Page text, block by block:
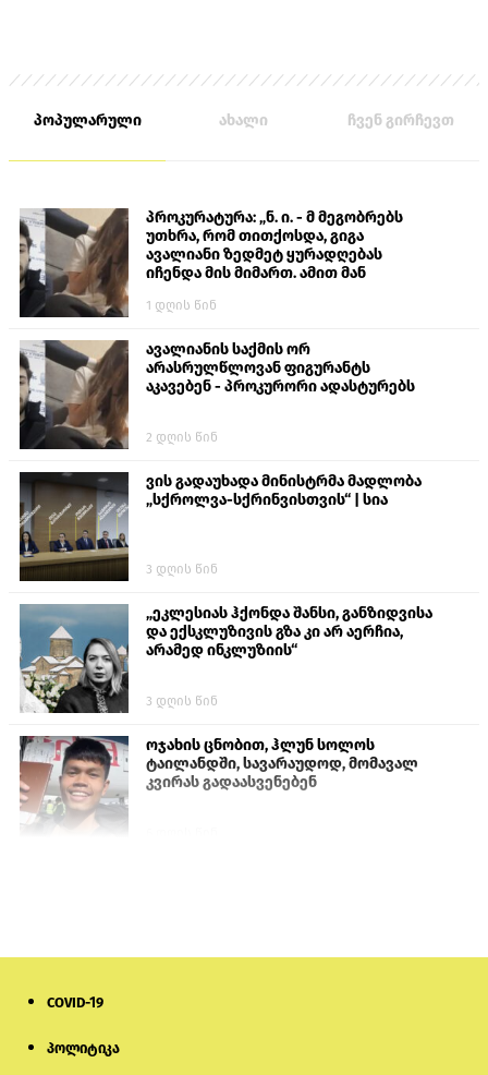
პოპულარული ახალი ჩვენ გირჩევთ
პროკურატურა: „ნ. ი. - მ მეგობრებს
უთხრა, რომ თითქოსდა, გიგა
ავალიანი ზედმეტ ყურადღებას
იჩენდა მის მიმართ. ამით მან
თავს დასხმოდა გიგა ავალიანს“
1 დღის წინ
ავალიანის საქმის ორ
არასრულწლოვან ფიგურანტს
აკავებენ - პროკურორი ადასტურებს
2 დღის წინ
ვის გადაუხადა მინისტრმა მადლობა
„სქროლვა-სქრინვისთვის“ | სია
3 დღის წინ
„ეკლესიას ჰქონდა შანსი, განზიდვისა
და ექსკლუზივის გზა კი არ აერჩია,
არამედ ინკლუზიის“
3 დღის წინ
ოჯახის ცნობით, ჰლუნ სოლოს
ტაილანდში, სავარაუდოდ, მომავალ
კვირას გადაასვენებენ
COVID-19
პოლიტიკა